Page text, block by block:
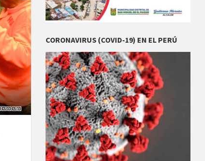
CORONAVIRUS (COVID-19) EN EL PERÚ